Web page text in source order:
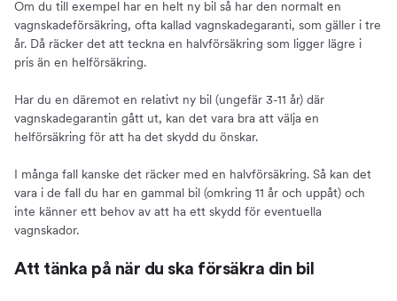
Om du till exempel har en helt ny bil så har den normalt en
vagnskadeförsäkring, ofta kallad vagnskadegaranti, som gäller i tre
år. Då räcker det att teckna en halvförsäkring som ligger lägre i
pris än en helförsäkring.
Har du en däremot en relativt ny bil (ungefär 3-11 år) där
vagnskadegarantin gått ut, kan det vara bra att välja en
helförsäkring för att ha det skydd du önskar.
I många fall kanske det räcker med en halvförsäkring. Så kan det
vara i de fall du har en gammal bil (omkring 11 år och uppåt) och
inte känner ett behov av att ha ett skydd för eventuella
vagnskador.
Att tänka på när du ska försäkra din bil